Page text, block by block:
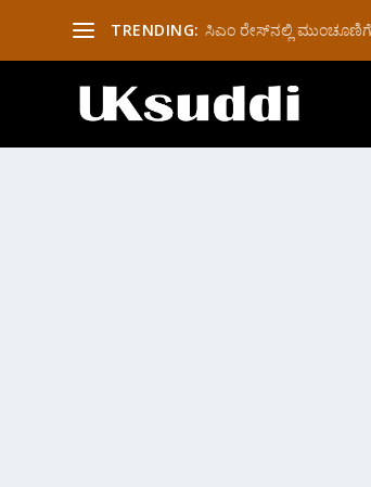
TRENDING: ಸಿಎಂ ರೇಸ್‌ನಲ್ಲಿ